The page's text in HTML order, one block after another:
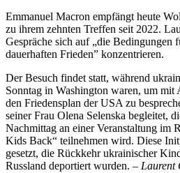
Emmanuel Macron empfängt heute
zu ihrem zehnten Treffen seit 2022.
Gespräche sich auf „die Bedingungen
dauerhaften Frieden” konzentrieren.
Der Besuch findet statt, während
Sonntag in Washington waren, um
den Friedensplan der USA zu
seiner Frau Olena Selenska begleitet,
Nachmittag an einer Veranstaltung im
Kids Back“ teilnehmen wird. Diese
gesetzt, die Rückkehr ukrainischer
Russland deportiert wurden. – Laurent